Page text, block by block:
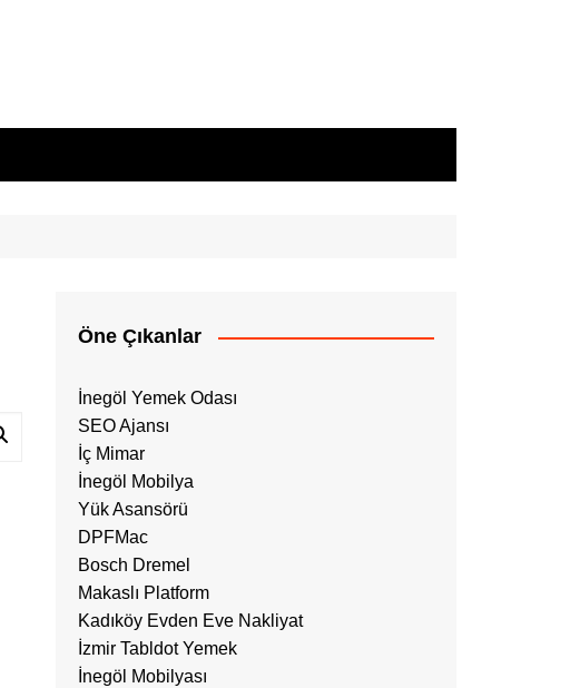
Öne Çıkanlar
İnegöl Yemek Odası
SEO Ajansı
İç Mimar
İnegöl Mobilya
Yük Asansörü
DPFMac
Bosch Dremel
Makaslı Platform
Kadıköy Evden Eve Nakliyat
İzmir Tabldot Yemek
İnegöl Mobilyası